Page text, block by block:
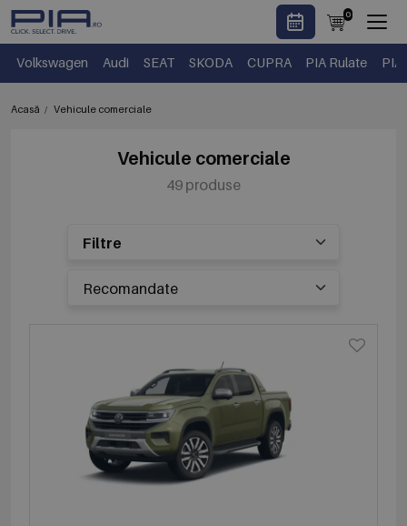
0
Volkswagen Audi SEAT SKODA CUPRA PIA Rulate PIA
Acasă Vehicule comerciale
Vehicule comerciale
49 produse
Filtre